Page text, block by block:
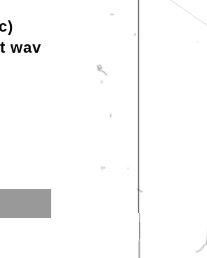
wav